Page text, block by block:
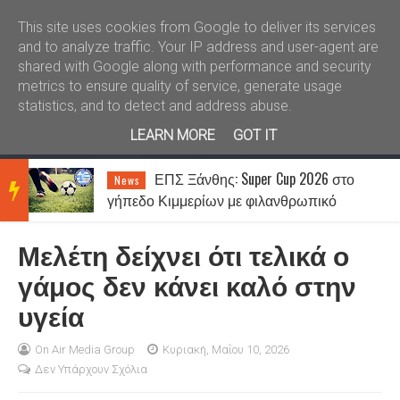
Καλώς ήλθατε Kral News
BRE
AKIN
NEW
News
ΕΠΣ Ξάνθης: Super Cup 2026 στο
γήπεδο Κιμμερίων με φιλανθρωπικό
Μελέτη δείχνει ότι τελικά ο
γάμος δεν κάνει καλό στην
υγεία
On Air Media Group
Κυριακή, Μαΐου 10, 2026
Δεν Υπάρχουν Σχόλια
This site uses cookies from Google to deliver its services
and to analyze traffic. Your IP address and user-agent are
shared with Google along with performance and security
metrics to ensure quality of service, generate usage
statistics, and to detect and address abuse.
LEARN MORE
GOT IT